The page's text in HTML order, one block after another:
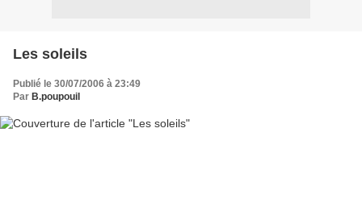
Les soleils
Publié le 30/07/2006 à 23:49
Par B.poupouil